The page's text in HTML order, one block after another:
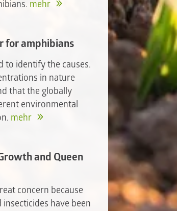
mehr
for amphibians
to identify the causes.
in nature
that the globally
environmental
mehr
and Queen
concern because
have been